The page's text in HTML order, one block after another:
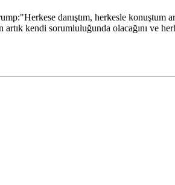
danıştım, herkesle konuştum
kendi sorumluluğunda olacağını ve